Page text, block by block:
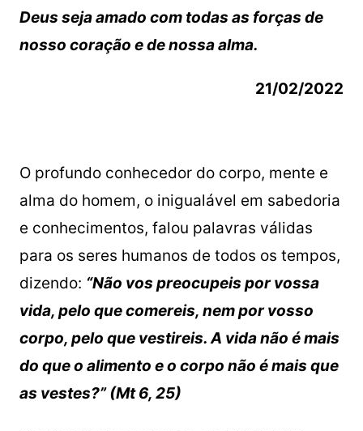
Deus seja amado com todas as forças de
nosso coração e de nossa alma.
21/02/2022
O profundo conhecedor do corpo, mente e
alma do homem, o inigualável em sabedoria
e conhecimentos, falou palavras válidas
para os seres humanos de todos os tempos,
dizendo: “Não vos preocupeis por vossa
vida, pelo que comereis, nem por vosso
corpo, pelo que vestireis. A vida não é mais
do que o alimento e o corpo não é mais que
as vestes?” (Mt 6, 25)